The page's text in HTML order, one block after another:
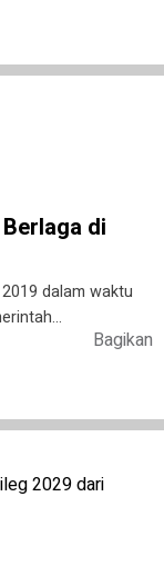
2029 dari
di
dalam waktu
Bagikan